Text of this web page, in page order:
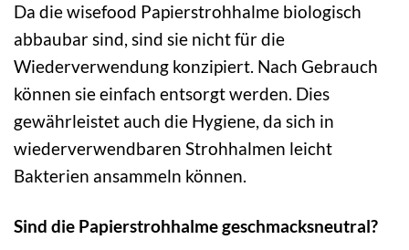
Da die wisefood Papierstrohhalme biologisch
abbaubar sind, sind sie nicht für die
Wiederverwendung konzipiert. Nach Gebrauch
können sie einfach entsorgt werden. Dies
gewährleistet auch die Hygiene, da sich in
wiederverwendbaren Strohhalmen leicht
Bakterien ansammeln können.
Sind die Papierstrohhalme geschmacksneutral?